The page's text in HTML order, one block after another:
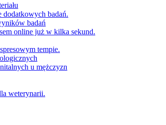
badań.
badań
online już w kilka sekund.
tempie.
u mężczyzn
weterynarii.